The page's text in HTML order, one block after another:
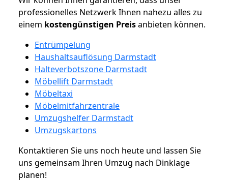
professionelles Netzwerk Ihnen nahezu alles zu
einem kostengünstigen Preisanbieten können.
Entrümpelung
Haushaltsauflösung Darmstadt
Halteverbotszone Darmstadt
Möbellift Darmstadt
Möbeltaxi
Möbelmitfahrzentrale
Umzugshelfer Darmstadt
Umzugskartons
Kontaktieren Sie uns noch heute und lassen Sie
uns gemeinsam Ihren Umzug nach Dinklage
planen!